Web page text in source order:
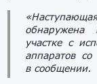
участке с
аппаратов
в сообщении.